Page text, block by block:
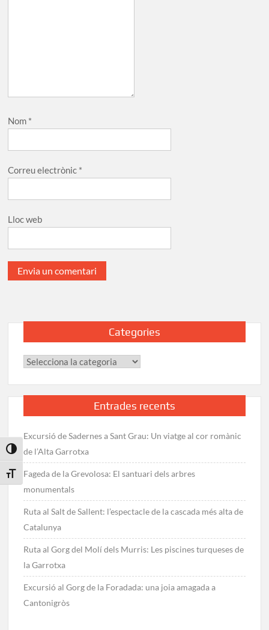
Toggle High Contrast
Toggle Font size
Nom *
Correu electrònic *
Lloc web
Categories
Categories
Entrades recents
Excursió de Sadernes a Sant Grau: Un viatge al cor romànic
de l’Alta Garrotxa
Fageda de la Grevolosa: El santuari dels arbres
monumentals
Ruta al Salt de Sallent: l’espectacle de la cascada més alta de
Catalunya
Ruta al Gorg del Molí dels Murris: Les piscines turqueses de
la Garrotxa
Excursió al Gorg de la Foradada: una joia amagada a
Cantonigròs